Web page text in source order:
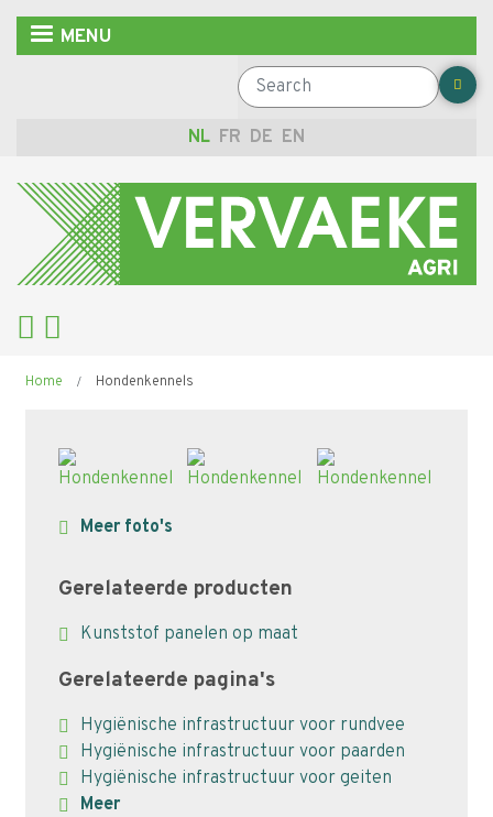
Overslaan
MENU
Search
NL FR DE EN
Kruimelpad
Home Hondenkennels
Meer foto's
Gerelateerde producten
Kunststof panelen op maat
Gerelateerde pagina's
Hygiënische infrastructuur voor rundvee
Hygiënische infrastructuur voor paarden
Hygiënische infrastructuur voor geiten
Meer